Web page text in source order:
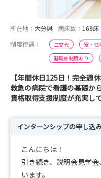
所在地： 大分県 病床数： 169床
制度待遇：
二交代 寮・住
退職金制度あり
【年間休日125日！完全週
救急の病院で看護の基礎か
資格取得支援制度が充実し
インターンシップの申し込
こんにちは！
引き続き、説明会見学
います。